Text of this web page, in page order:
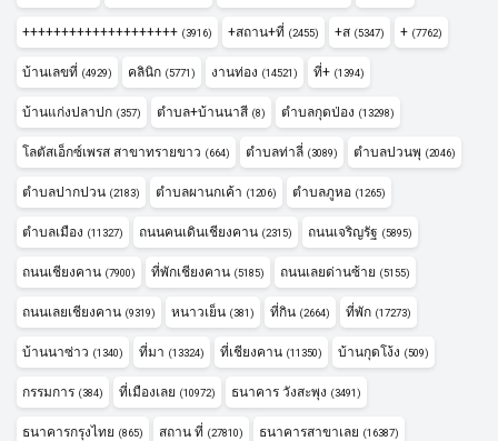
++++++++++++++++++++ (3916) +สถาน+ที่ (2455) +ส (5347) + (7762)
บ้านเลขที่ (4929) คลินิก (5771) งานท่อง (14521) ที่+ (1394)
บ้านแก่งปลาปก (357) ตำบล+บ้านนาสี (8) ตำบลกุดป่อง (13298)
โลตัสเอ็กซ์เพรส สาขาทรายขาว (664) ตำบลท่าลี่ (3089) ตำบลปวนพุ (2046)
ตำบลปากปวน (2183) ตำบลผานกเค้า (1206) ตำบลภูหอ (1265)
ตำบลเมือง (11327) ถนนคนเดินเชียงคาน (2315) ถนนเจริญรัฐ (5895)
ถนนเชียงคาน (7900) ที่พักเชียงคาน (5185) ถนนเลยด่านซ้าย (5155)
ถนนเลยเชียงคาน (9319) หนาวเย็น (381) ที่กิน (2664) ที่พัก (17273)
บ้านนาซ่าว (1340) ที่มา (13324) ที่เชียงคาน (11350) บ้านกุดโง้ง (509)
กรรมการ (384) ที่เมืองเลย (10972) ธนาคาร วังสะพุง (3491)
ธนาคารกรุงไทย (865) สถาน ที่ (27810) ธนาคารสาขาเลย (16387)